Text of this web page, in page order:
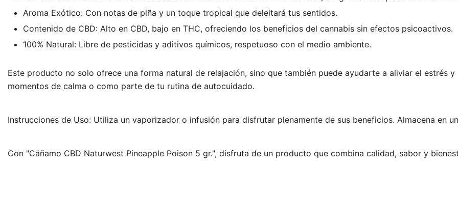
Aroma Exótico: Con notas de piña y un toque tropical que deleitará tus sentidos.
Contenido de CBD: Alto en CBD, bajo en THC, ofreciendo los beneficios del cannabis sin efectos psicoactivos.
100% Natural: Libre de pesticidas y aditivos químicos, respetuoso con el medio ambiente.
Este producto no solo ofrece una forma natural de relajación, sino que también puede ayudarte a aliviar el estrés
momentos de calma o como parte de tu rutina de autocuidado.
Instrucciones de Uso: Utiliza un vaporizador o infusión para disfrutar plenamente de sus beneficios. Almacena en
Con "Cáñamo CBD Naturwest Pineapple Poison 5 gr.", disfruta de un producto que combina calidad, sabor y